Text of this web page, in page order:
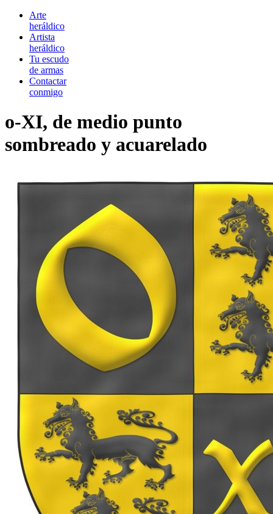
Arte
heráldico
Artista
heráldico
Tu escudo
de armas
Contactar
conmigo
o-XI, de medio punto
sombreado y acuarelado